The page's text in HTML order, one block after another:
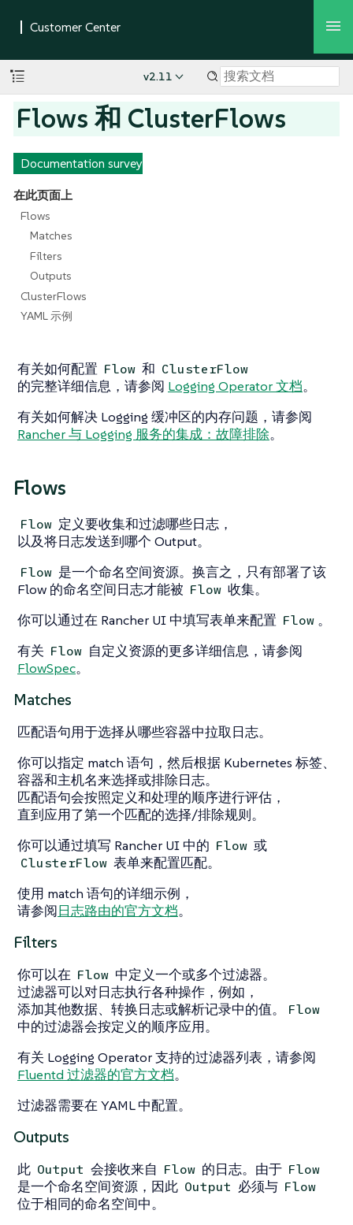
v2.11
Flows 和 ClusterFlows
Documentation survey
在此页面上
Flows
Matches
Filters
Outputs
ClusterFlows
YAML 示例
有关如何配置 Flow 和 ClusterFlow
的完整详细信息，请参阅 Logging Operator 文档。
有关如何解决 Logging 缓冲区的内存问题，请参阅
Rancher 与 Logging 服务的集成：故障排除。
Flows
Flow 定义要收集和过滤哪些日志，
以及将日志发送到哪个 Output。
Flow 是一个命名空间资源。换言之，只有部署了该
Flow 的命名空间日志才能被 Flow 收集。
你可以通过在 Rancher UI 中填写表单来配置 Flow 。
有关 Flow 自定义资源的更多详细信息，请参阅
FlowSpec。
Matches
匹配语句用于选择从哪些容器中拉取日志。
你可以指定 match 语句，然后根据 Kubernetes 标签、
容器和主机名来选择或排除日志。
匹配语句会按照定义和处理的顺序进行评估，
直到应用了第一个匹配的选择/排除规则。
你可以通过填写 Rancher UI 中的 Flow 或
ClusterFlow 表单来配置匹配。
使用 match 语句的详细示例，
请参阅日志路由的官方文档。
Filters
你可以在 Flow 中定义一个或多个过滤器。
过滤器可以对日志执行各种操作，例如，
添加其他数据、转换日志或解析记录中的值。
Flow
中的过滤器会按定义的顺序应用。
有关 Logging Operator 支持的过滤器列表，请参阅
Fluentd 过滤器的官方文档。
过滤器需要在 YAML 中配置。
Outputs
此 Output 会接收来自 Flow 的日志。由于 Flow
是一个命名空间资源，因此 Output 必须与 Flow
位于相同的命名空间中。